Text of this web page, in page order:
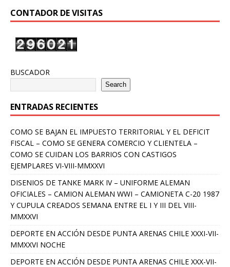
CONTADOR DE VISITAS
BUSCADOR
Search
ENTRADAS RECIENTES
COMO SE BAJAN EL IMPUESTO TERRITORIAL Y EL DEFICIT
FISCAL – COMO SE GENERA COMERCIO Y CLIENTELA –
COMO SE CUIDAN LOS BARRIOS CON CASTIGOS
EJEMPLARES VI-VIII-MMXXVI
DISENIOS DE TANKE MARK IV – UNIFORME ALEMAN
OFICIALES – CAMION ALEMAN WWI – CAMIONETA C-20 1987
Y CUPULA CREADOS SEMANA ENTRE EL I Y III DEL VIII-
MMXXVI
DEPORTE EN ACCIÓN DESDE PUNTA ARENAS CHILE XXXI-VII-
MMXXVI NOCHE
DEPORTE EN ACCIÓN DESDE PUNTA ARENAS CHILE XXX-VII-